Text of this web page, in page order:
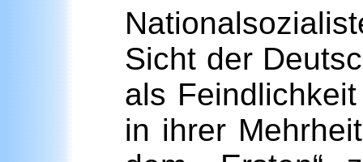
Sicht der
als
in ihrer